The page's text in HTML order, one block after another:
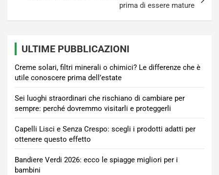
prima di essere mature
ULTIME PUBBLICAZIONI
Creme solari, filtri minerali o chimici? Le differenze che è
utile conoscere prima dell’estate
Sei luoghi straordinari che rischiano di cambiare per
sempre: perché dovremmo visitarli e proteggerli
Capelli Lisci e Senza Crespo: scegli i prodotti adatti per
ottenere questo effetto
Bandiere Verdi 2026: ecco le spiagge migliori per i
bambini